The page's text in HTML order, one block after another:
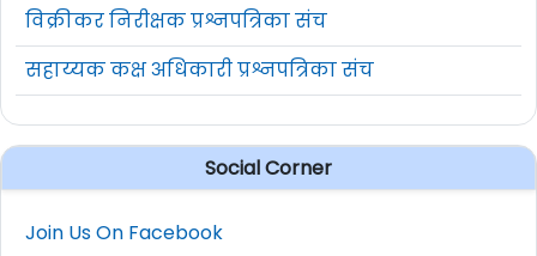
विक्रीकर निरीक्षक प्रश्नपत्रिका संच
सहाय्यक कक्ष अधिकारी प्रश्नपत्रिका संच
Social Corner
Join Us On Facebook